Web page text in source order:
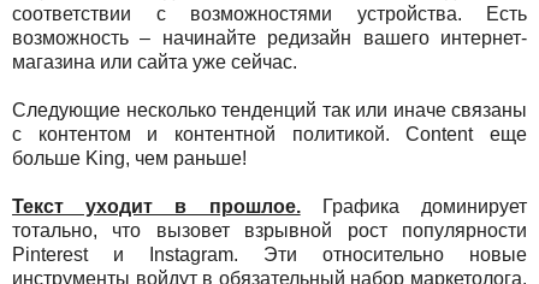
соответствии с возможностями устройства. Есть
возможность – начинайте редизайн вашего интернет-
магазина или сайта уже сейчас.
Следующие несколько тенденций так или иначе связаны
с контентом и контентной политикой. Content еще
больше King, чем раньше!
Текст уходит в прошлое.Графика доминирует
тотально, что вызовет взрывной рост популярности
Pinterest и Instagram. Эти относительно новые
инструменты войдут в обязательный набор маркетолога.